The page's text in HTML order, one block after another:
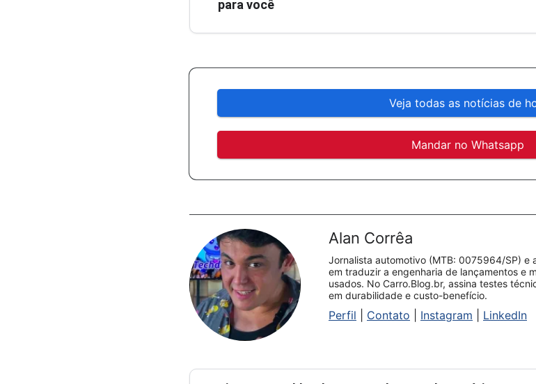
para você
Veja todas as notícias de
Mandar no Whatsapp
Alan Corrêa
Jornalista automotivo (MTB: 0075964/SP) e
em traduzir a engenharia de lançamentos e
usados. No Carro.Blog.br, assina testes
em durabilidade e custo-benefício.
Perfil Contato Instagram LinkedIn